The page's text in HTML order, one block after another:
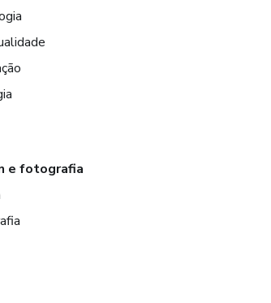
e fotografia